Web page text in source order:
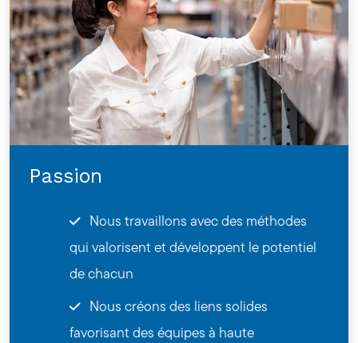
Passion
Nous travaillons avec des méthodes
qui valorisent et développent le potentiel
de chacun
Nous créons des liens solides
favorisant des équipes à haute